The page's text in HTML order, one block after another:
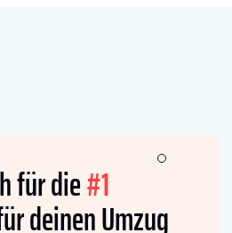
für die#1
deinen Umzug